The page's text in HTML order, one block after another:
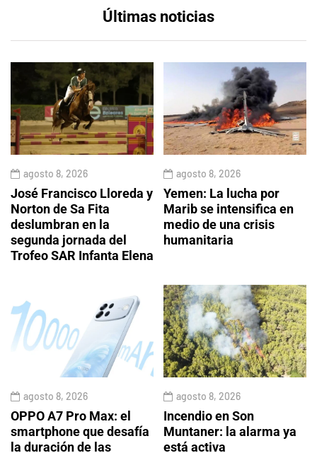
Últimas noticias
agosto 8, 2026
José Francisco Lloreda y
Norton de Sa Fita
deslumbran en la
segunda jornada del
Trofeo SAR Infanta Elena
agosto 8, 2026
Yemen: La lucha por
Marib se intensifica en
medio de una crisis
humanitaria
agosto 8, 2026
OPPO A7 Pro Max: el
smartphone que desafía
la duración de las
agosto 8, 2026
Incendio en Son
Muntaner: la alarma ya
está activa